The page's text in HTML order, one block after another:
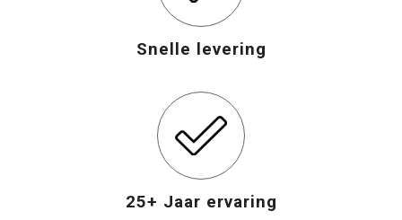
Snelle levering
25+ Jaar ervaring